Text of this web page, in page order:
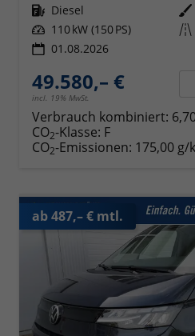
Kraftstoff Diesel Außenfarbe
Leistung 110 kW (150 PS) Kilometerstand
01.08.2026
49.580,– €
incl. 19% MwSt.
Verbrauch kombiniert:
CO2-Klasse: F
CO2-Emissionen: 175,00 g/
ab 487,– € mtl.